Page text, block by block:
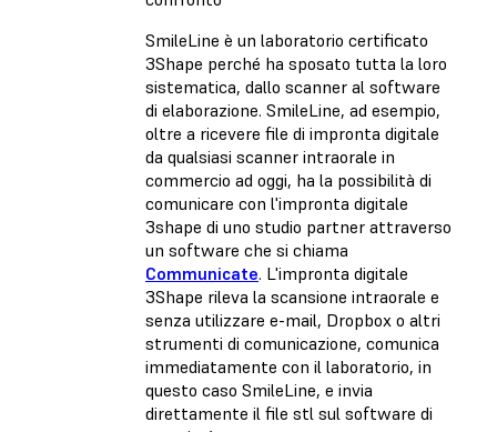
SmileLine è un laboratorio certificato
3Shape perché ha sposato tutta la loro
sistematica, dallo scanner al software
di elaborazione. SmileLine, ad esempio,
oltre a ricevere file di impronta digitale
da qualsiasi scanner intraorale in
commercio ad oggi, ha la possibilità di
comunicare con l'impronta digitale
3shape di uno studio partner attraverso
un software che si chiama
Communicate. L'impronta digitale
3Shape rileva la scansione intraorale e
senza utilizzare e-mail, Dropbox o altri
strumenti di comunicazione, comunica
immediatamente con il laboratorio, in
questo caso SmileLine, e invia
direttamente il file stl sul software di